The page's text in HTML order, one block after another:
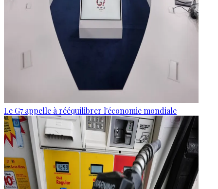
Le G7 appelle à rééquilibrer l'économie mondiale